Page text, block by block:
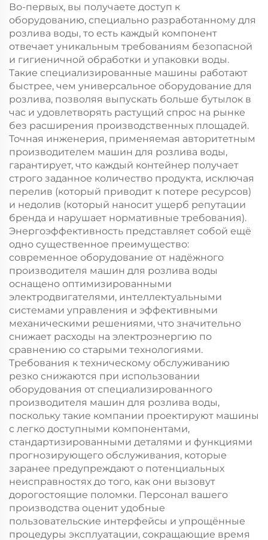
Во-первых, вы получаете доступ к
оборудованию, специально разработанному для
розлива воды, то есть каждый компонент
отвечает уникальным требованиям безопасной
и гигиеничной обработки и упаковки воды.
Такие специализированные машины работают
быстрее, чем универсальное оборудование для
розлива, позволяя выпускать больше бутылок в
час и удовлетворять растущий спрос на рынке
без расширения производственных площадей.
Точная инженерия, применяемая авторитетным
производителем машин для розлива воды,
гарантирует, что каждый контейнер получает
строго заданное количество продукта, исключая
перелив (который приводит к потере ресурсов)
и недолив (который наносит ущерб репутации
бренда и нарушает нормативные требования).
Энергоэффективность представляет собой ещё
одно существенное преимущество:
современное оборудование от надёжного
производителя машин для розлива воды
оснащено оптимизированными
электродвигателями, интеллектуальными
системами управления и эффективными
механическими решениями, что значительно
снижает расходы на электроэнергию по
сравнению со старыми технологиями.
Требования к техническому обслуживанию
резко снижаются при использовании
оборудования от специализированного
производителя машин для розлива воды,
поскольку такие компании проектируют машины
с легко доступными компонентами,
стандартизированными деталями и функциями
прогнозирующего обслуживания, которые
заранее предупреждают о потенциальных
неисправностях до того, как они вызовут
дорогостоящие поломки. Персонал вашего
производства оценит удобные
пользовательские интерфейсы и упрощённые
процедуры эксплуатации, сокращающие время